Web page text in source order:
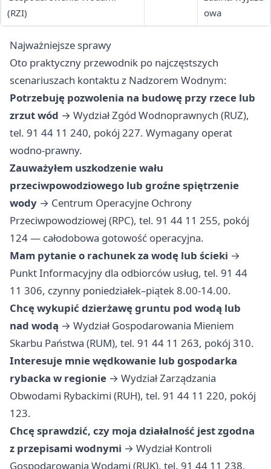
(RZI)
owa
Najważniejsze sprawy
Oto praktyczny przewodnik po najczęstszych
scenariuszach kontaktu z Nadzorem Wodnym:
Potrzebuję pozwolenia na budowę przy rzece lub
zrzut wód → Wydział Zgód Wodnoprawnych (RUZ),
tel. 91 44 11 240, pokój 227. Wymagany operat
wodno-prawny.
Zauważyłem uszkodzenie wału
przeciwpowodziowego lub groźne spiętrzenie
wody → Centrum Operacyjne Ochrony
Przeciwpowodziowej (RPC), tel. 91 44 11 255, pokój
124 — całodobowa gotowość operacyjna.
Mam pytanie o rachunek za wodę lub ścieki →
Punkt Informacyjny dla odbiorców usług, tel. 91 44
11 306, czynny poniedziałek–piątek 8.00-14.00.
Chcę wykupić dzierżawę gruntu pod wodą lub
nad wodą → Wydział Gospodarowania Mieniem
Skarbu Państwa (RUM), tel. 91 44 11 263, pokój 310.
Interesuje mnie wędkowanie lub gospodarka
rybacka w regionie → Wydział Zarządzania
Obwodami Rybackimi (RUH), tel. 91 44 11 220, pokój
123.
Chcę sprawdzić, czy moja działalność jest zgodna
z przepisami wodnymi → Wydział Kontroli
Gospodarowania Wodami (RUK), tel. 91 44 11 238,